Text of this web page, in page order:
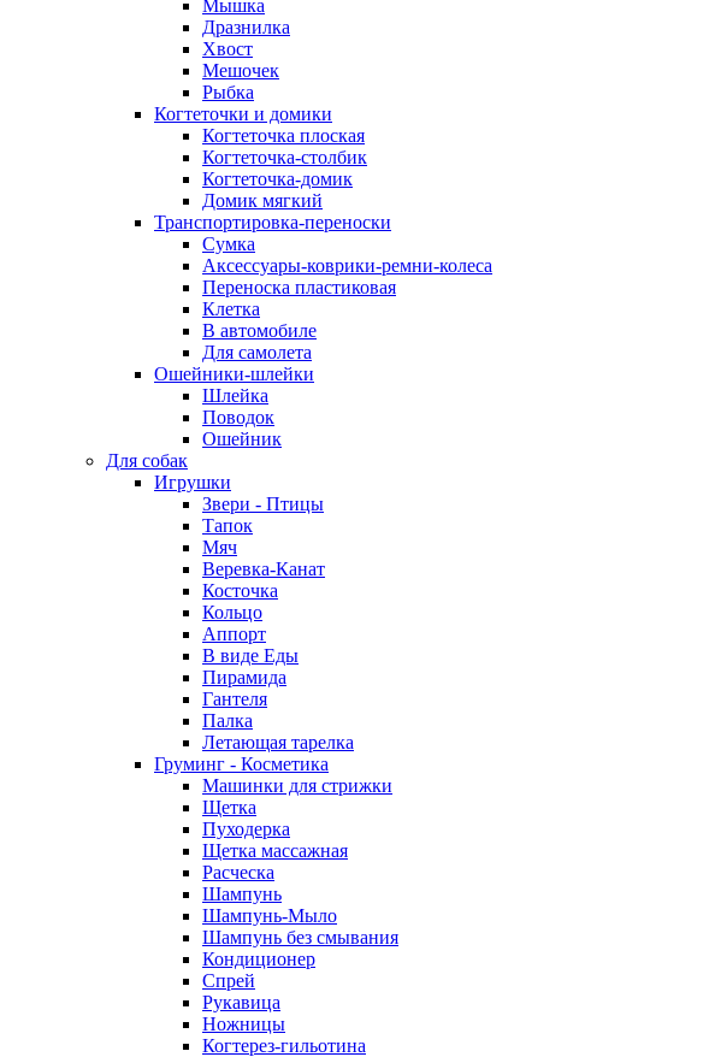
Мышка
Дразнилка
Хвост
Мешочек
Рыбка
Когтеточки и домики
Когтеточка плоская
Когтеточка-столбик
Когтеточка-домик
Домик мягкий
Транспортировка-переноски
Сумка
Аксессуары-коврики-ремни-колеса
Переноска пластиковая
Клетка
В автомобиле
Для самолета
Ошейники-шлейки
Шлейка
Поводок
Ошейник
Для собак
Игрушки
Звери - Птицы
Тапок
Мяч
Веревка-Канат
Косточка
Кольцо
Аппорт
В виде Еды
Пирамида
Гантеля
Палка
Летающая тарелка
Груминг - Косметика
Машинки для стрижки
Щетка
Пуходерка
Щетка массажная
Расческа
Шампунь
Шампунь-Мыло
Шампунь без cмывания
Кондиционер
Спрей
Рукавица
Ножницы
Когтерез-гильотина